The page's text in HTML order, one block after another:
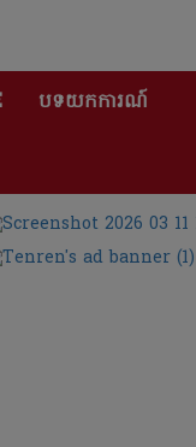
បទយកការណ៍